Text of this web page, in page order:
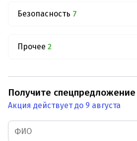
Безопасность 7
Прочее 2
Получите
Акция действует до 9 августа